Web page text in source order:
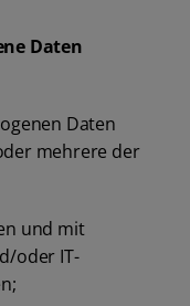
Daten
Daten
mehrere der
und mit
oder IT-